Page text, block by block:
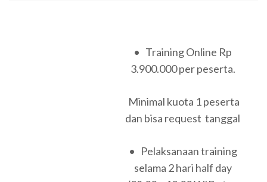
• Training Online Rp
3.900.000 per peserta.
Minimal kuota 1 peserta
dan bisa request tanggal
• Pelaksanaan training
selama 2 hari half day